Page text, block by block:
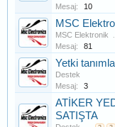
Mesaj:
10
MSC
MSC Elektronik
Mesaj: 81
Yetki
Destek
Mesaj:
3
ATİKER
SATIŞTA